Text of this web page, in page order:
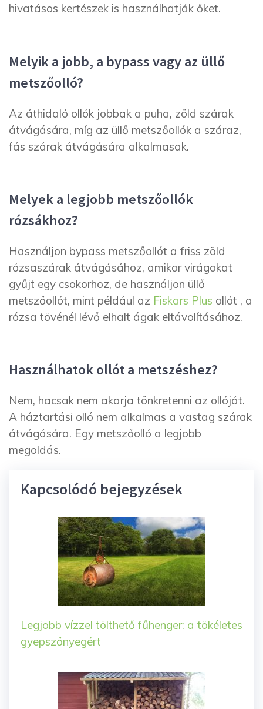
hivatásos kertészek is használhatják őket.
Melyik a jobb, a bypass vagy az üllő
metszőolló?
Az áthidaló ollók jobbak a puha, zöld szárak
átvágására, míg az üllő metszőollók a száraz,
fás szárak átvágására alkalmasak.
Melyek a legjobb metszőollók
rózsákhoz?
Használjon bypass metszőollót a friss zöld
rózsaszárak átvágásához, amikor virágokat
gyűjt egy csokorhoz, de használjon üllő
metszőollót, mint például az Fiskars Plus ollót , a
rózsa tövénél lévő elhalt ágak eltávolításához.
Használhatok ollót a metszéshez?
Nem, hacsak nem akarja tönkretenni az ollóját.
A háztartási olló nem alkalmas a vastag szárak
átvágására. Egy metszőolló a legjobb
megoldás.
Kapcsolódó bejegyzések
Legjobb vízzel tölthető fűhenger: a tökéletes
gyepszőnyegért